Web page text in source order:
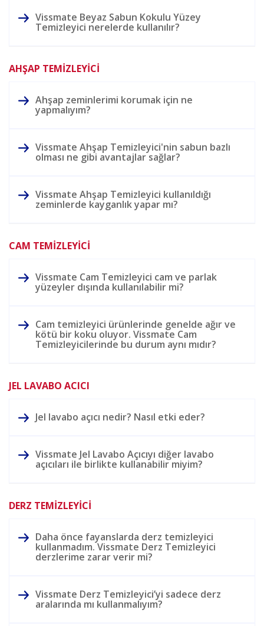
Vissmate Beyaz Sabun Kokulu Yüzey
Temizleyici nerelerde kullanılır?
AHŞAP TEMİZLEYİCİ
Ahşap zeminlerimi korumak için ne
yapmalıyım?
Vissmate Ahşap Temizleyici'nin sabun bazlı
olması ne gibi avantajlar sağlar?
Vissmate Ahşap Temizleyici kullanıldığı
zeminlerde kayganlık yapar mı?
CAM TEMİZLEYİCİ
Vissmate Cam Temizleyici cam ve parlak
yüzeyler dışında kullanılabilir mi?
Cam temizleyici ürünlerinde genelde ağır ve
kötü bir koku oluyor. Vissmate Cam
Temizleyicilerinde bu durum aynı mıdır?
JEL LAVABO ACICI
Jel lavabo açıcı nedir? Nasıl etki eder?
Vissmate Jel Lavabo Açıcıyı diğer lavabo
açıcıları ile birlikte kullanabilir miyim?
DERZ TEMİZLEYİCİ
Daha önce fayanslarda derz temizleyici
kullanmadım. Vissmate Derz Temizleyici
derzlerime zarar verir mi?
Vissmate Derz Temizleyici’yi sadece derz
aralarında mı kullanmalıyım?